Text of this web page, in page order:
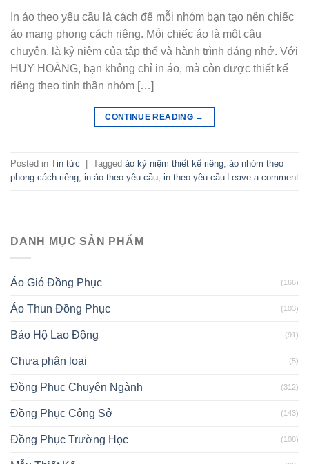
In áo theo yêu cầu là cách để mỗi nhóm bạn tạo nên chiếc
áo mang phong cách riêng. Mỗi chiếc áo là một câu
chuyện, là kỷ niệm của tập thể và hành trình đáng nhớ. Với
HUY HOÀNG, bạn không chỉ in áo, mà còn được thiết kế
riêng theo tinh thần nhóm […]
CONTINUE READING →
Posted in Tin tức Tagged áo kỷ niệm thiết kế riêng áo nhóm theo
phong cách riêng in áo theo yêu cầu in theo yêu cầu Leave a comment
DANH MỤC SẢN PHẨM
Áo Gió Đồng Phục (166)
Áo Thun Đồng Phục (103)
Bảo Hộ Lao Động (91)
Chưa phân loại (5)
Đồng Phục Chuyên Ngành (312)
Đồng Phục Công Sở (143)
Đồng Phục Trường Học (108)